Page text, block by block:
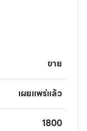
ขาย
เผยแพร่แล้ว
1800